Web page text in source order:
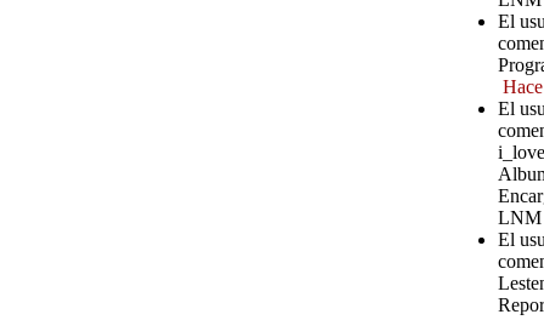
El
El
LNM
El